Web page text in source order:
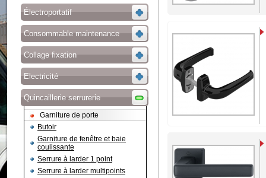
Électroportatif
Consommable maintenance
Collage fixation
Electricité
Quincaillerie serrurerie
Garniture de porte
Butoir
Garniture de fenêtre et baie
coulissante
Serrure à larder 1 point
Serrure à larder multipoints